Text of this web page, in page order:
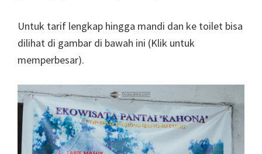
Untuk tarif lengkap hingga mandi dan ke toilet bisa
dilihat di gambar di bawah ini (Klik untuk
memperbesar).